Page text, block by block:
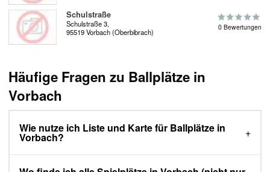
Schulstraße
Schulstraße 3,
95519 Vorbach (Oberbibrach)
0 Bewertungen
Häufige Fragen zu Ballplätze in
Vorbach
Wie nutze ich Liste und Karte für Ballplätze in
Vorbach?